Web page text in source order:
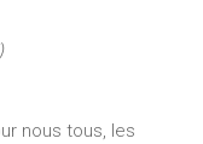
nous tous, les